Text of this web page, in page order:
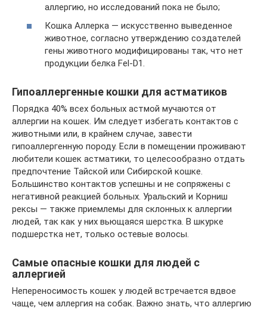
аллергию, но исследований пока не было;
Кошка Аллерка — искусственно выведенное
животное, согласно утверждению создателей
гены животного модифицированы так, что нет
продукции белка Fel-D1.
Гипоаллергенные кошки для астматиков
Порядка 40% всех больных астмой мучаются от
аллергии на кошек. Им следует избегать контактов с
животными или, в крайнем случае, завести
гипоаллергенную породу. Если в помещении проживают
любители кошек астматики, то целесообразно отдать
предпочтение Тайской или Сибирской кошке.
Большинство контактов успешны и не сопряжены с
негативной реакцией больных. Уральский и Корниш
рексы — также приемлемы для склонных к аллергии
людей, так как у них вьющаяся шерстка. В шкурке
подшерстка нет, только остевые волосы.
Самые опасные кошки для людей с
аллергией
Непереносимость кошек у людей встречается вдвое
чаще, чем аллергия на собак. Важно знать, что аллергию